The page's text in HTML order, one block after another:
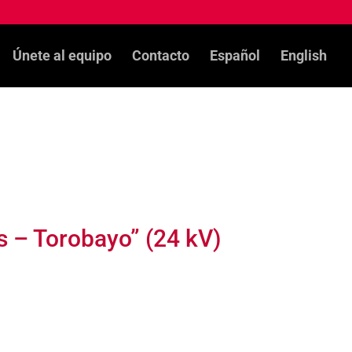
Únete al equipo Contacto Español English
Torobayo” (24 kV)